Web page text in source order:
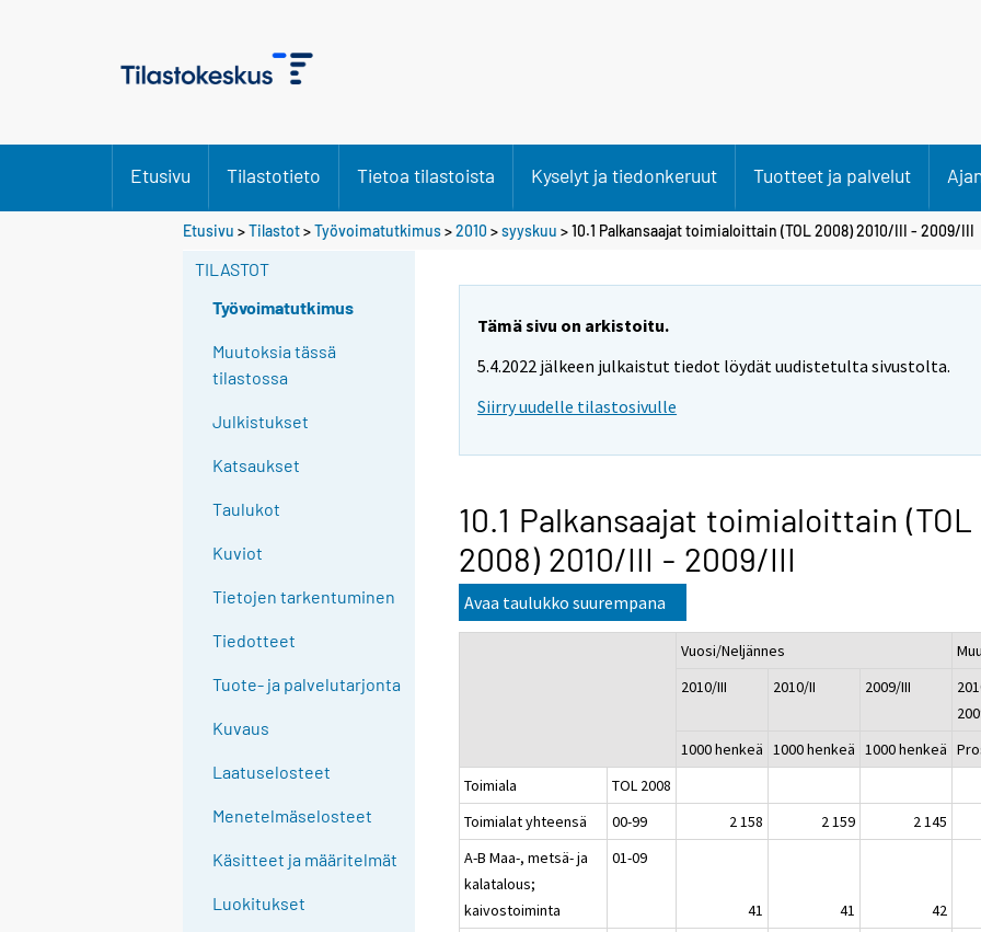
Etusivu Tilastotieto Tietoa tilastoista Kyselyt ja tiedonkeruut Tuotteet ja palvelut
Etusivu >Tilastot>Työvoimatutkimus>2010 >syyskuu > 10.1 Palkansaajat toimialoittain (TOL 2008) 2010/III - 2009/III
TILASTOT
Työvoimatutkimus
Muutoksia tässä
tilastossa
Julkistukset
Katsaukset
Taulukot
Kuviot
Tietojen tarkentuminen
Tiedotteet
Tuote- ja palvelutarjonta
Kuvaus
Laatuselosteet
Menetelmäselosteet
Käsitteet ja määritelmät
Luokitukset
Tämä sivu on arkistoitu.
5.4.2022 jälkeen julkaistut tiedot löydät uudistetulta sivustolta.
Siirry uudelle tilastosivulle
10.1 Palkansaajat toimialoittain (TOL
2008) 2010/III - 2009/III
Avaa taulukko suurempana
Vuosi/Neljännes
2010/III
2010/II 2009/III
1000 henkeä 1000 henkeä 1000 henkeä
Toimiala
TOL 2008
Toimialat yhteensä
00-99 2 158 2 159 2 145
A-B Maa-, metsä- ja
kalatalous;
kaivostoiminta
01-09
41 41 42